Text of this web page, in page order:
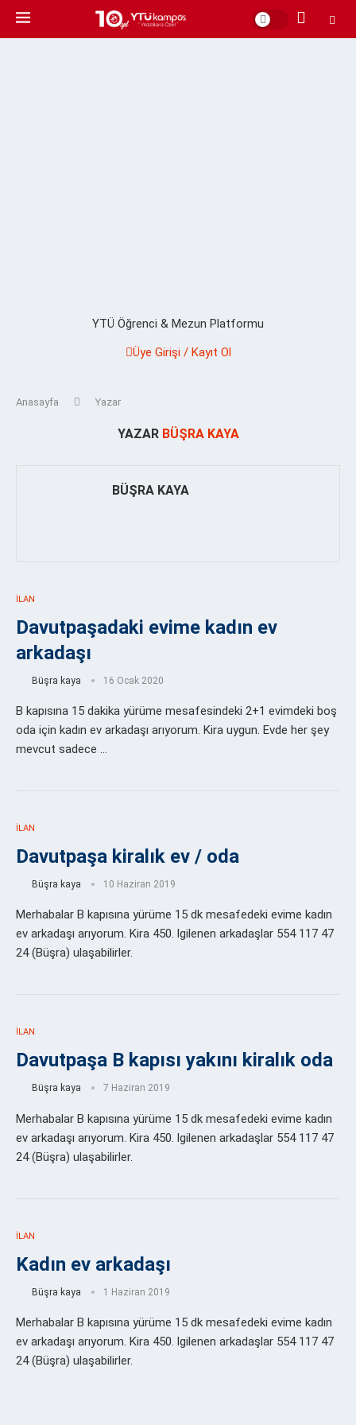
YTÜ Öğrenci & Mezun Platformu
Üye Girişi / Kayıt Ol
Anasayfa Yazar
YAZAR BÜŞRA KAYA
BÜŞRA KAYA
İLAN
Davutpaşadaki evime kadın ev
arkadaşı
Büşra kaya 16 Ocak 2020
B kapısına 15 dakika yürüme mesafesindeki 2+1 evimdeki boş
oda için kadın ev arkadaşı arıyorum. Kira uygun. Evde her şey
mevcut sadece …
İLAN
Davutpaşa kiralık ev / oda
Büşra kaya 10 Haziran 2019
Merhabalar B kapısına yürüme 15 dk mesafedeki evime kadın
ev arkadaşı arıyorum. Kira 450. lgilenen arkadaşlar 554 117 47
24 (Büşra) ulaşabilirler.
İLAN
Davutpaşa B kapısı yakını kiralık oda
Büşra kaya 7 Haziran 2019
Merhabalar B kapısına yürüme 15 dk mesafedeki evime kadın
ev arkadaşı arıyorum. Kira 450. lgilenen arkadaşlar 554 117 47
24 (Büşra) ulaşabilirler.
İLAN
Kadın ev arkadaşı
Büşra kaya 1 Haziran 2019
Merhabalar B kapısına yürüme 15 dk mesafedeki evime kadın
ev arkadaşı arıyorum. Kira 450. lgilenen arkadaşlar 554 117 47
24 (Büşra) ulaşabilirler.